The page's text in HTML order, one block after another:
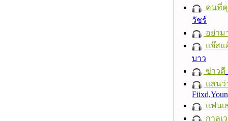
คนที่
วัชร์
อย่าม
แจ๊สแ
บาว
ข่าวดี
แสนว่
แฟนเ
กาลเ